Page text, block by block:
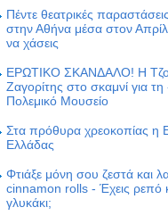
Πέντε θεατρικές
στην Αθήνα μέσα στον
να χάσεις
ΕΡΩΤΙΚΟ ΣΚΑΝΔΑΛΟ! Η
Ζαγορίτης στο σκαμνί για
Πολεμικό Μουσείο
Στα πρόθυρα χρεοκοπίας η
Ελλάδας
Φτιάξε μόνη σου ζεστά και
cinnamon rolls - Έχεις ρεπό
γλυκάκι;